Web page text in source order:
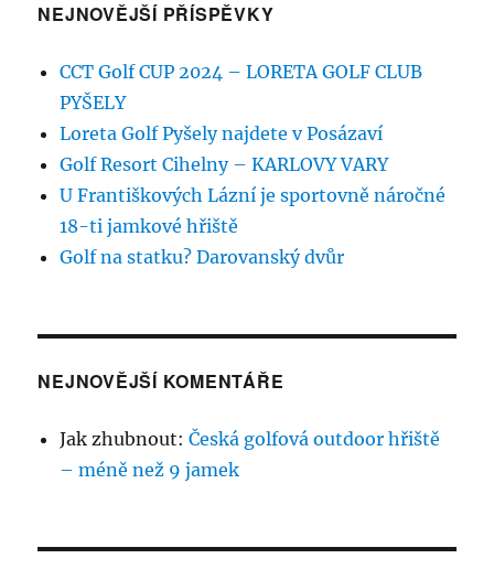
NEJNOVĚJŠÍ PŘÍSPĚVKY
CCT Golf CUP 2024 – LORETA GOLF CLUB
PYŠELY
Loreta Golf Pyšely najdete v Posázaví
Golf Resort Cihelny – KARLOVY VARY
U Františkových Lázní je sportovně náročné
18-ti jamkové hřiště
Golf na statku? Darovanský dvůr
NEJNOVĚJŠÍ KOMENTÁŘE
Jak zhubnout:Česká golfová outdoor hřiště
– méně než 9 jamek